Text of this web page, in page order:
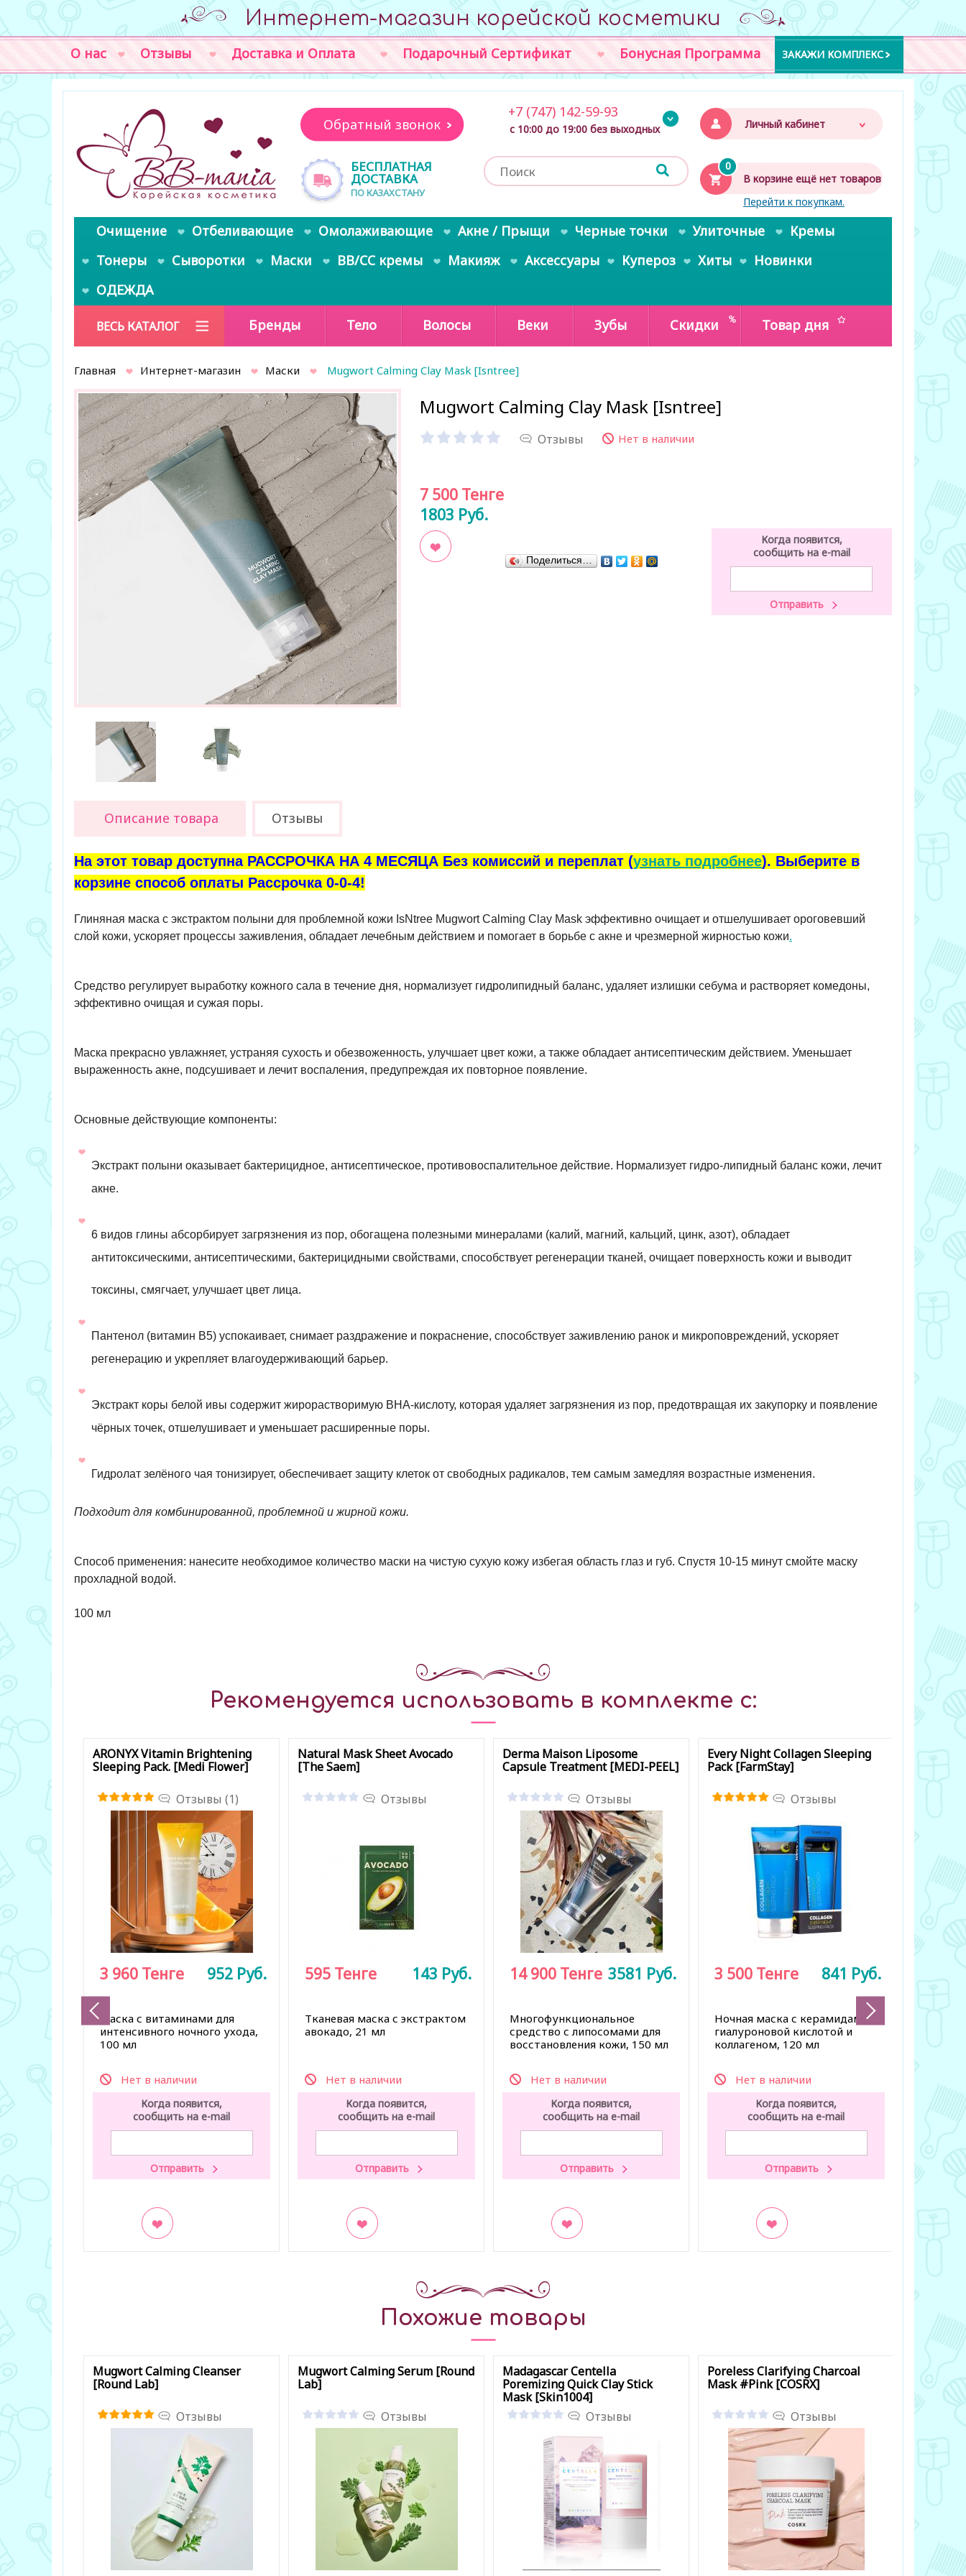
Интернет-магазин корейской косметики
О нас Отзывы Доставка и Оплата Подарочный Сертификат Бонусная Программа ЗАКАЖИ КОМПЛЕКС
Личный кабинет
0
В корзине ещё нет товаров
Перейти к покупкам.
Обратный звонок
БЕСПЛАТНАЯ
ДОСТАВКА
ПО КАЗАХСТАНУ
+7 (747) 142-59-93
с 10:00 до 19:00 без выходных
Очищение Отбеливающие Омолаживающие Акне / Прыщи Черные точки Улиточные
Кремы
Тонеры
Сыворотки Маски BB/CC кремы Макияж Аксессуары Купероз Хиты
Новинки
ОДЕЖДА
ВЕСЬ КАТАЛОГ Бренды Тело Волосы Веки Зубы Скидки Товар дня
Главная Интернет-магазин Маски Mugwort Calming Clay Mask [Isntree]
Mugwort Calming Clay Mask [Isntree]
Отзывы Нет в наличии
7 500 Тенге
1803 Руб.
В закладки
Когда появится,
сообщить на e-mail
Поделиться…
Описание товара Отзывы
На этот товар доступна РАССРОЧКА НА 4 МЕСЯЦА Без комиссий и переплат (узнать подробнее). Выберите в
корзине способ оплаты Рассрочка 0-0-4!
Глиняная маска с экстрактом полыни для проблемной кожи IsNtree Mugwort Calming Clay Mask эффективно очищает и отшелушивает ороговевший
слой кожи, ускоряет процессы заживления, обладает лечебным действием и помогает в борьбе с акне и чрезмерной жирностью кожи.
Средство регулирует выработку кожного сала в течение дня, нормализует гидролипидный баланс, удаляет излишки себума и растворяет комедоны,
эффективно очищая и сужая поры.
Маска прекрасно увлажняет, устраняя сухость и обезвоженность, улучшает цвет кожи, а также обладает антисептическим действием. Уменьшает
выраженность акне, подсушивает и лечит воспаления, предупреждая их повторное появление.
Основные действующие компоненты:
Экстракт полыни оказывает бактерицидное, антисептическое, противовоспалительное действие. Нормализует гидро-липидный баланс кожи, лечит
акне.
6 видов глины абсорбирует загрязнения из пор, обогащена полезными минералами (калий, магний, кальций, цинк, азот), обладает
антитоксическими, антисептическими, бактерицидными свойствами, способствует регенерации тканей, очищает поверхность кожи и выводит
токсины, смягчает, улучшает цвет лица.
Пантенол (витамин B5) успокаивает, снимает раздражение и покраснение, способствует заживлению ранок и микроповреждений, ускоряет
регенерацию и укрепляет влагоудерживающий барьер.
Экстракт коры белой ивы содержит жирорастворимую BHA-кислоту, которая удаляет загрязнения из пор, предотвращая их закупорку и появление
чёрных точек, отшелушивает и уменьшает расширенные поры.
Гидролат зелёного чая тонизирует, обеспечивает защиту клеток от свободных радикалов, тем самым замедляя возрастные изменения.
Подходит для комбинированной, проблемной и жирной кожи.
Способ применения: нанесите необходимое количество маски на чистую сухую кожу избегая область глаз и губ. Спустя 10-15 минут смойте маску
прохладной водой.
100 мл
Рекомендуется использовать в комплекте с:
ARONYX Vitamin Brightening
Sleeping Pack. [Medi Flower]
Отзывы (1)
Маска с витаминами для
интенсивного ночного ухода,
100 мл
Нет в наличии
3 960 Тенге 952 Руб.
Когда появится,
сообщить на e-mail
Natural Mask Sheet Avocado
[The Saem]
Отзывы
Тканевая маска с экстрактом
авокадо, 21 мл
Нет в наличии
595 Тенге 143 Руб.
Когда появится,
сообщить на e-mail
Derma Maison Liposome
Capsule Treatment [MEDI-PEEL]
Отзывы
Многофункциональное
средство с липосомами для
восстановления кожи, 150 мл
Нет в наличии
14 900 Тенге 3581 Руб.
Когда появится,
сообщить на e-mail
Every Night Collagen Sleeping
Pack [FarmStay]
Отзывы
Ночная маска с керамидами,
гиалуроновой кислотой и
коллагеном, 120 мл
Нет в наличии
3 500 Тенге 841 Руб.
Когда появится,
сообщить на e-mail
Похожие товары
Mugwort Calming Cleanser
[Round Lab]
Отзывы
Mugwort Calming Serum [Round
Lab]
Отзывы
Madagascar Centella
Poremizing Quick Clay Stick
Mask [Skin1004]
Отзывы
Poreless Clarifying Charcoal
Mask #Pink [COSRX]
Отзывы